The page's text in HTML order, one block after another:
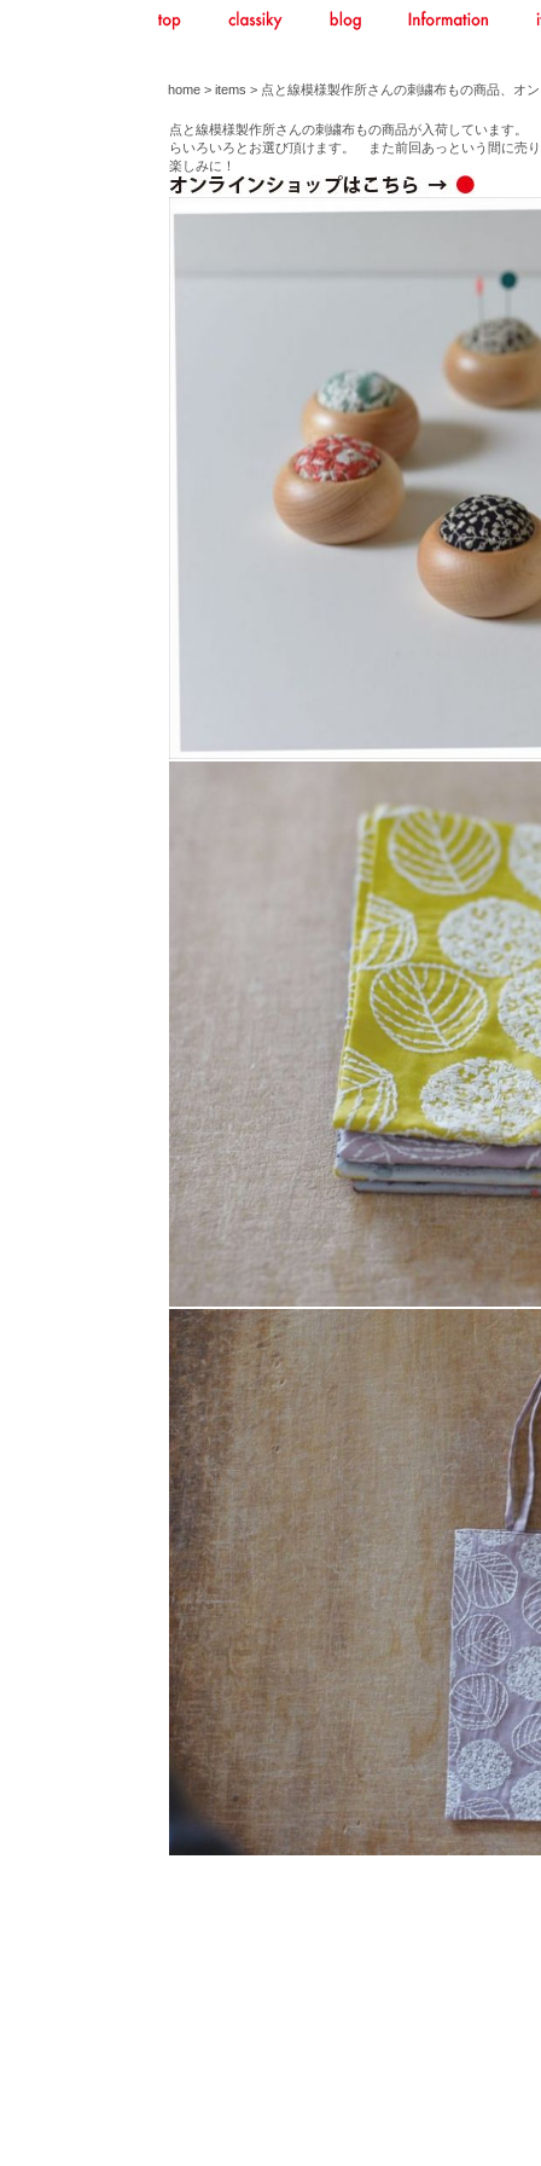
home > items > 点と線模様製作所さんの刺繍布もの商品、オ
点と線模様製作所さんの刺繍布もの商品が入荷しています
らいろいろとお選び頂けます。 また前回あっという間に売
楽しみに！